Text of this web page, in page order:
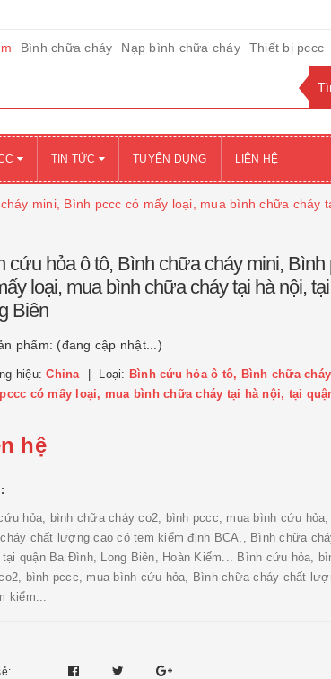
Bình chữa cháy Nạp bình chữa cháy Thiết bị pccc
TIN TỨC TUYỂN DỤNG LIÊN HỆ
mini, Bình pccc có mấy loại, mua bình chữa cháy
cứu hỏa ô tô, Bình chữa cháy mini, Bình
loại, mua bình chữa cháy tại hà nội,
Biên
phẩm: (đang cập nhật...)
hiệu:China Loại: Bình cứu hỏa ô tô, Bình chữa
có mấy loại, mua bình chữa cháy tại hà nội, tại
hệ
hỏa, bình chữa cháy co2, bình pccc, mua bình cứu
chất lượng cao có tem kiểm định BCA,, Bình chữa
tại quận Ba Đình, Long Biên, Hoàn Kiếm... Bình cứu hỏa,
bình pccc, mua bình cứu hỏa, Bình chữa cháy chất
kiểm...